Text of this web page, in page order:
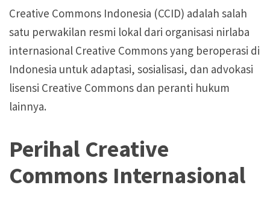
Kontak
Lisensi CC
Landasan Hukum
Jenis Lisensi CC
Panduan Penerapan
Kontak
Lisensi CC
Landasan Hukum
Jenis Lisensi CC
Panduan Penerapan
Creative Commons Indonesia (CCID) adalah salah
satu perwakilan resmi lokal dari organisasi nirlaba
internasional Creative Commons yang beroperasi di
Indonesia untuk adaptasi, sosialisasi, dan advokasi
lisensi Creative Commons dan peranti hukum
lainnya.
Perihal Creative
Commons Internasional